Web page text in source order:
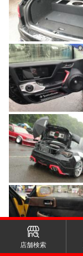
店舗検索